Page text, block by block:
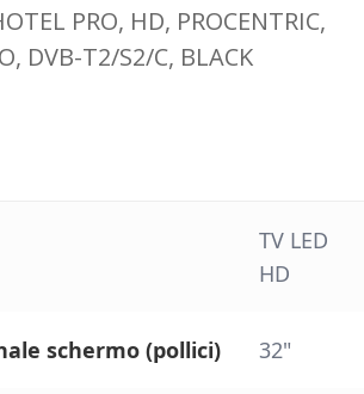
PRO, HD, PROCENTRIC,
DVB-T2/S2/C, BLACK
TV LED
HD
schermo (pollici) 32"